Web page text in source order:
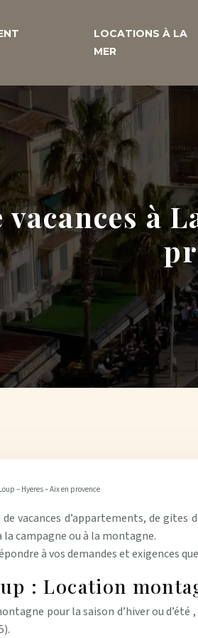
LOCATIONS À LA
MER
à
– Hyeres – Aix en provence
vacances d’appartements, de gites
campagne ou à la montagne.
à vos demandes et exigences
: Location
pour la saison d’hiver ou